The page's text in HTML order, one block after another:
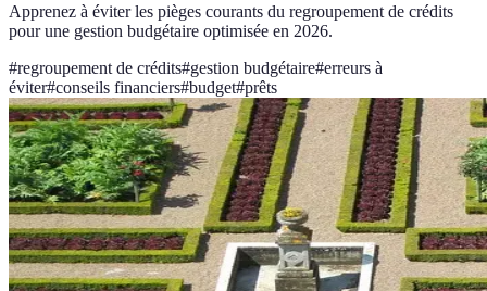
Apprenez à éviter les pièges courants du regroupement de crédits
pour une gestion budgétaire optimisée en 2026.
#regroupement de crédits#gestion budgétaire#erreurs à
éviter#conseils financiers#budget#prêts